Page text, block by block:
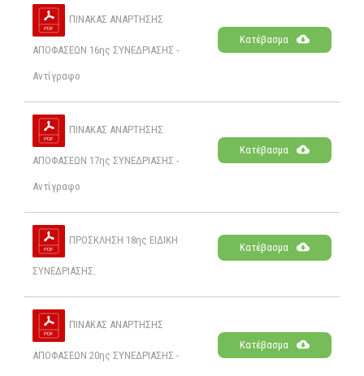
ΠΙΝΑΚΑΣ ΑΝΑΡΤΗΣΗΣ
ΑΠΟΦΑΣΕΩΝ 16ης ΣΥΝΕΔΡΙΑΣΗΣ -
Αντίγραφο
Κατέβασμα
ΠΙΝΑΚΑΣ ΑΝΑΡΤΗΣΗΣ
ΑΠΟΦΑΣΕΩΝ 17ης ΣΥΝΕΔΡΙΑΣΗΣ -
Αντίγραφο
Κατέβασμα
ΠΡΟΣΚΛΗΣΗ 18ης ΕΙΔΙΚΗ
ΣΥΝΕΔΡΙΑΣΗΣ.
Κατέβασμα
ΠΙΝΑΚΑΣ ΑΝΑΡΤΗΣΗΣ
ΑΠΟΦΑΣΕΩΝ 20ης ΣΥΝΕΔΡΙΑΣΗΣ -
Κατέβασμα